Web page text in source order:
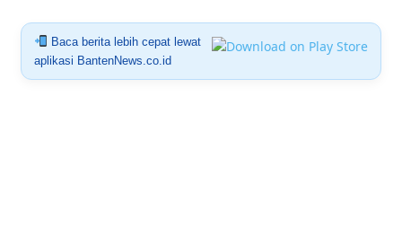
Baca berita lebih cepat lewat
aplikasi BantenNews.co.id